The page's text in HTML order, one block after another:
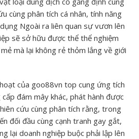
cùng phân tích cá nhân, tính năng
Ngoài ra liên quan sự vươn lên
sẽ sở hữu được thể thể nghiệm
mà lại không rẻ thỏm lắng về giới
của goo88vn top cung ứng tích
cấp đám mây khác, phát hành được
cứu cùng phân tích rằng, trong
đối đầu cùng cạnh tranh gay gắt,
lại doanh nghiệp buộc phải lập lên